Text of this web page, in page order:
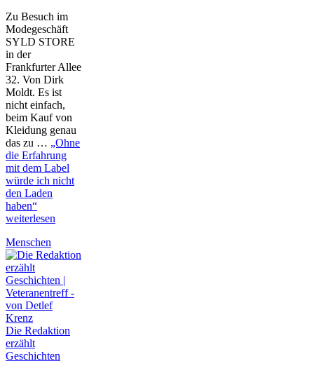
Zu Besuch im
Modegeschäft
SYLD STORE
in der
Frankfurter Allee
32. Von Dirk
Moldt. Es ist
nicht einfach,
beim Kauf von
Kleidung genau
das zu … „Ohne
die Erfahrung
mit dem Label
würde ich nicht
den Laden
haben“
weiterlesen
Menschen
Die Redaktion
erzählt
Geschichten